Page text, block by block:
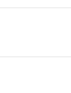
声响，所呈现
理、西式、印
时尚雅士，他
用餐体验之
整个夜晚，这